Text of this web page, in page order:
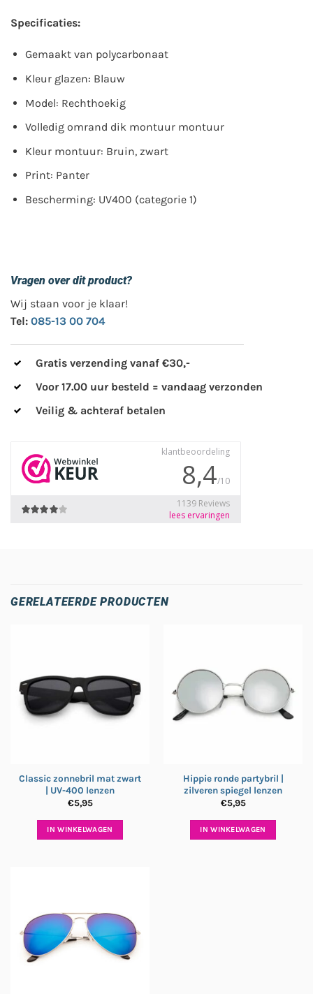
Specificaties:
Gemaakt van polycarbonaat
Kleur glazen: Blauw
Model: Rechthoekig
Volledig omrand dik montuur montuur
Kleur montuur: Bruin, zwart
Print: Panter
Bescherming: UV400 (categorie 1)
Vragen over dit product?
Wij staan voor je klaar!
Tel: 085-13 00 704
Gratis verzending vanaf €30,-
Voor 17.00 uur besteld = vandaag verzonden
Veilig & achteraf betalen
GERELATEERDE PRODUCTEN
Classic zonnebril mat zwart
| UV-400 lenzen
€5,95
IN WINKELWAGEN
Hippie ronde partybril |
zilveren spiegel lenzen
€5,95
IN WINKELWAGEN